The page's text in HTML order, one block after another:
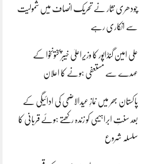
چودھری نثار نے تحریک انصاف میں شمولیت
سے انکاری رہے
علی امین گنڈاپور کا وزیراعلیٰ خیبرپختونخوا کے
عہدے سے مستعفی ہونے کا اعلان
پاکستان بھر میں نمازِ عیدالاضحی کی ادائیگی کے
بعد سنتِ ابراہیمی کو زندہ رکھتے ہوئے قربانی کا
سلسلہ شروع